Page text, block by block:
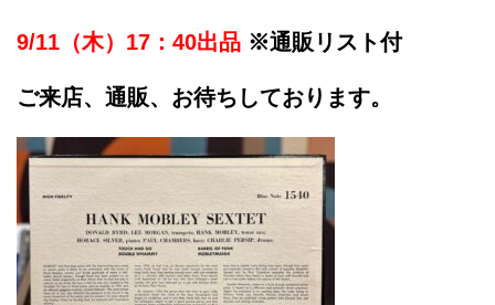
9/11（木）17：40出品 ※通販リスト付
ご来店、通販、お待ちしております。